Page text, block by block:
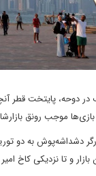
در دوحه، پایتخت قطر
بازی‌ها موجب رونق
دشداشه‌پوش به دو
و تا نزدیکی کاخ